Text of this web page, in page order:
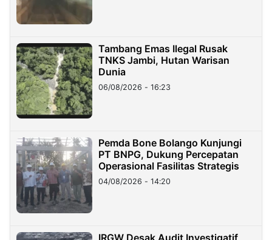
Tambang Emas Ilegal Rusak
TNKS Jambi, Hutan Warisan
Dunia
06/08/2026 - 16:23
Pemda Bone Bolango Kunjungi
PT BNPG, Dukung Percepatan
Operasional Fasilitas Strategis
04/08/2026 - 14:20
IRGW Desak Audit Investigatif